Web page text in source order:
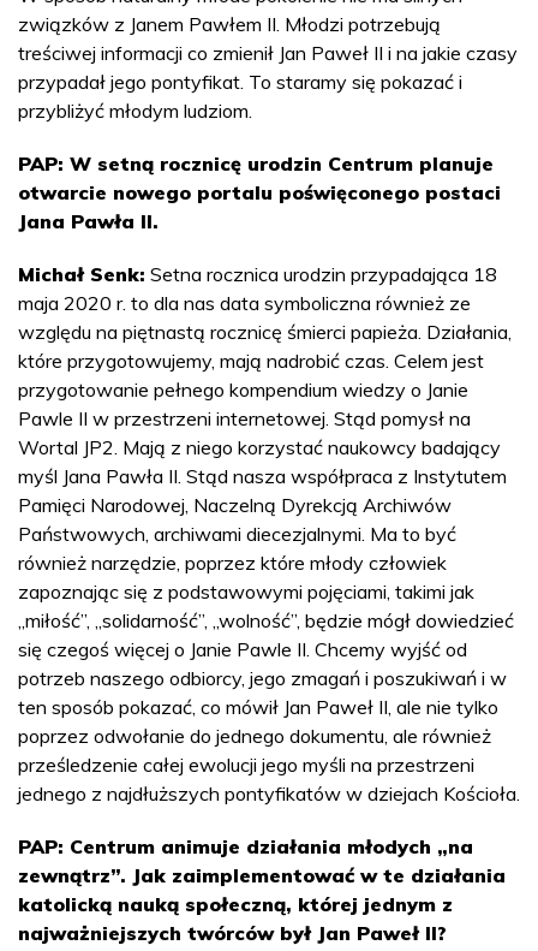
związków z Janem Pawłem II. Młodzi potrzebują
treściwej informacji co zmienił Jan Paweł II i na jakie czasy
przypadał jego pontyfikat. To staramy się pokazać i
przybliżyć młodym ludziom.
PAP: W setną rocznicę urodzin Centrum planuje
otwarcie nowego portalu poświęconego postaci
Jana Pawła II.
Michał Senk: Setna rocznica urodzin przypadająca 18
maja 2020 r. to dla nas data symboliczna również ze
względu na piętnastą rocznicę śmierci papieża. Działania,
które przygotowujemy, mają nadrobić czas. Celem jest
przygotowanie pełnego kompendium wiedzy o Janie
Pawle II w przestrzeni internetowej. Stąd pomysł na
Wortal JP2. Mają z niego korzystać naukowcy badający
myśl Jana Pawła II. Stąd nasza współpraca z Instytutem
Pamięci Narodowej, Naczelną Dyrekcją Archiwów
Państwowych, archiwami diecezjalnymi. Ma to być
również narzędzie, poprzez które młody człowiek
zapoznając się z podstawowymi pojęciami, takimi jak
„miłość”, „solidarność”, „wolność”, będzie mógł dowiedzieć
się czegoś więcej o Janie Pawle II. Chcemy wyjść od
potrzeb naszego odbiorcy, jego zmagań i poszukiwań i w
ten sposób pokazać, co mówił Jan Paweł II, ale nie tylko
poprzez odwołanie do jednego dokumentu, ale również
prześledzenie całej ewolucji jego myśli na przestrzeni
jednego z najdłuższych pontyfikatów w dziejach Kościoła.
PAP: Centrum animuje działania młodych „na
zewnątrz”. Jak zaimplementować w te działania
katolicką nauką społeczną, której jednym z
najważniejszych twórców był Jan Paweł II?